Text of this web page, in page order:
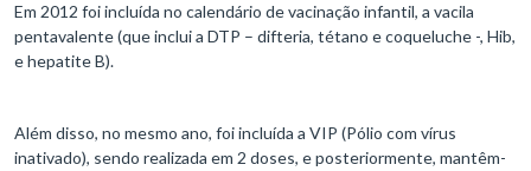
Em 2012 foi incluída no calendário de vacinação infantil, a vacila
pentavalente (que inclui a DTP – difteria, tétano e coqueluche -, Hib,
e hepatite B).
Além disso, no mesmo ano, foi incluída a VIP (Pólio com vírus
inativado), sendo realizada em 2 doses, e posteriormente, mantêm-